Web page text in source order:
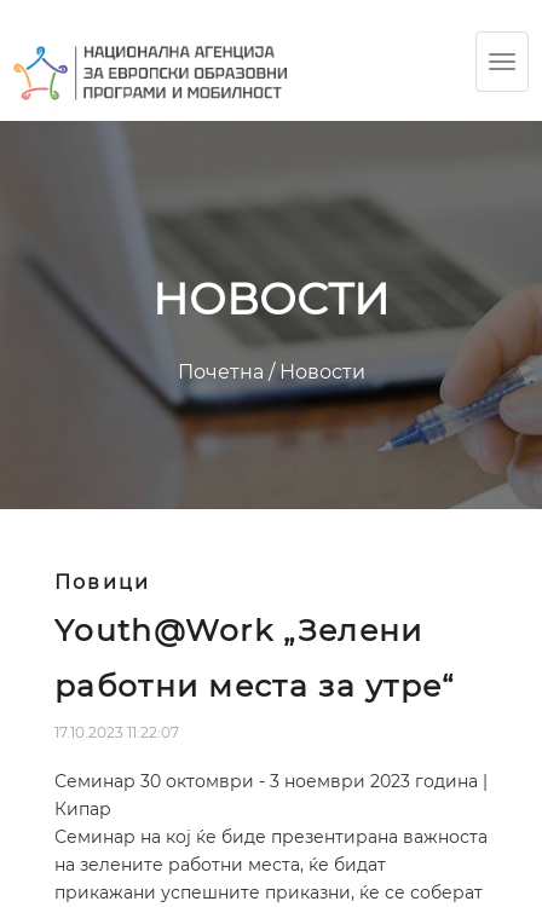
НОВОСТИ
Почетна /Новости
Повици
Youth@Work „Зелени
работни места за утре“
17.10.2023 11:22:07
Семинар 30 октомври - 3 ноември 2023 година |
Кипар
Семинар на кој ќе биде презентирана важноста
на зелените работни места, ќе бидат
прикажани успешните приказни, ќе се соберат